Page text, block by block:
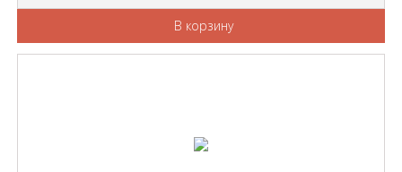
В корзину